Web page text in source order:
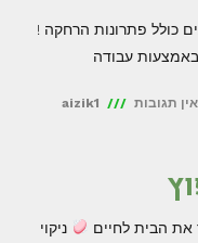
כולל פתרונות הרחקה !
באמצעות עבודה
אין תגובות aizik1
את הבית לחיים
ניקוי